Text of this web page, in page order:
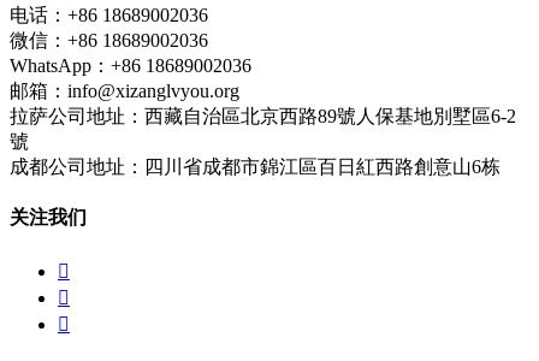
电话：+86 18689002036
微信：+86 18689002036
WhatsApp：+86 18689002036
邮箱：info@xizanglvyou.org
拉萨公司地址：西藏自治區北京西路89號人保基地別墅區6-2
號
成都公司地址：四川省成都市錦江區百日紅西路創意山6栋
关注我们


